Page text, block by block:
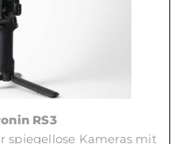
RS3
spiegellose Kameras mit